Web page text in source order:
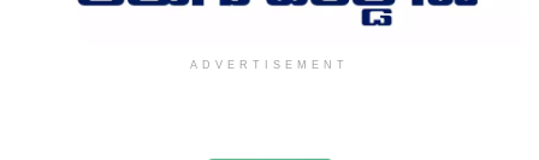
ADVERTISEMENT